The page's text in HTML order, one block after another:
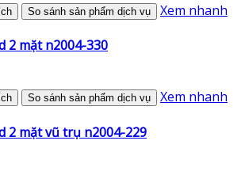
So sánh sản phẩm dịch vụ Xem nhanh
2 mặt n2004-330
So sánh sản phẩm dịch vụ Xem nhanh
2 mặt vũ trụ n2004-229